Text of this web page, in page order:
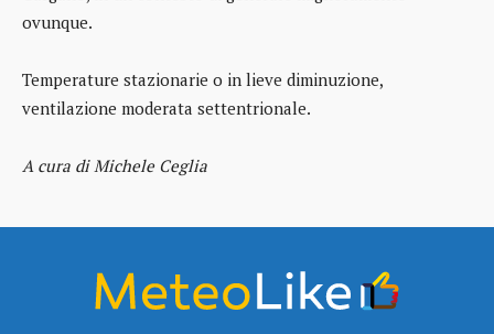
ovunque.
Temperature stazionarie o in lieve diminuzione,
ventilazione moderata settentrionale.
A cura di Michele Ceglia